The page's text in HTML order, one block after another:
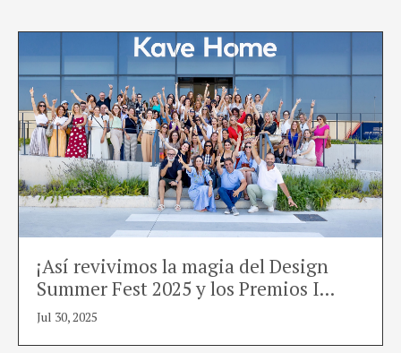
¡Así revivimos la magia del Design
Summer Fest 2025 y los Premios I...
Jul 30, 2025